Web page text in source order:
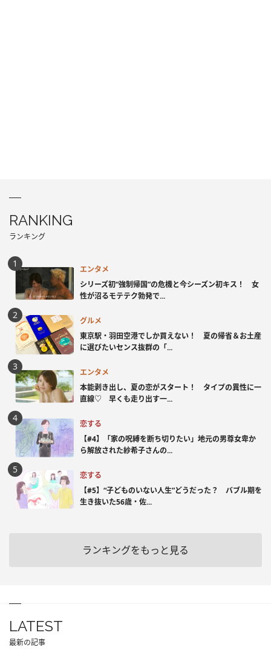
RANKING
ランキング
エンタメ
シリーズ初“強制帰国”の危機と今シーズン初キス！ 女
性が沼るモテテク勃発で...
グルメ
東京駅・羽田空港でしか買えない！ 夏の帰省＆お土産
に選びたいセンス抜群の「...
エンタメ
本能剥き出し、夏の恋がスタート！ タイプの異性に一
直線♡ 早くも走り出す一...
恋する
【#4】「家の呪縛を断ち切りたい」地元の男尊女卑か
ら解放された紗希子さんの...
恋する
【#5】“子どものいない人生”どうだった？ バブル期を
生き抜いた56歳・佐...
ランキングをもっと見る
LATEST
最新の記事